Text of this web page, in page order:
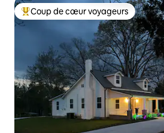
Coups de cœur voyageurs les plus
Coup de cœur voyageurs